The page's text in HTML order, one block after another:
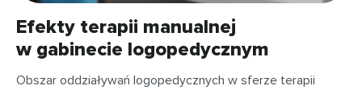
Efekty terapii manualnej
w gabinecie logopedycznym
Obszar oddziaływań logopedycznych w sferze terapii